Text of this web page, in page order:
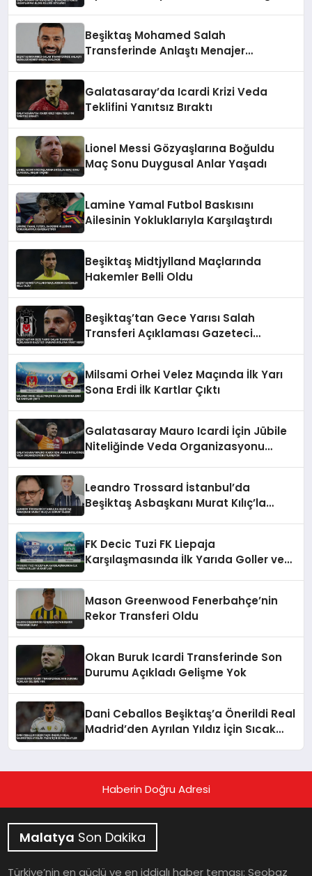
Beşiktaş Mohamed Salah
Transferinde Anlaştı Menajer
Galatasaray’da Icardi Krizi Veda
Teklifini Yanıtsız Bıraktı
Lionel Messi Gözyaşlarına Boğuldu
Maç Sonu Duygusal Anlar Yaşadı
Lamine Yamal Futbol Baskısını
Ailesinin Yokluklarıyla Karşılaştırdı
Beşiktaş Midtjylland Maçlarında
Hakemler Belli Oldu
Beşiktaş’tan Gece Yarısı Salah
Transferi Açıklaması Gazeteci
Milsami Orhei Velez Maçında İlk Yarı
Sona Erdi İlk Kartlar Çıktı
Galatasaray Mauro Icardi İçin Jübile
Niteliğinde Veda Organizasyonu
Leandro Trossard İstanbul’da
Beşiktaş Asbaşkanı Murat Kılıç’la
FK Decic Tuzi FK Liepaja
Karşılaşmasında İlk Yarıda Goller ve
Mason Greenwood Fenerbahçe’nin
Rekor Transferi Oldu
Okan Buruk Icardi Transferinde Son
Durumu Açıkladı Gelişme Yok
Dani Ceballos Beşiktaş’a Önerildi Real
Madrid’den Ayrılan Yıldız İçin Sıcak
Haberin Doğru Adresi
Malatya Son Dakika
Türkiye’nin en güçlü ve en iddialı haber teması: Seobaz